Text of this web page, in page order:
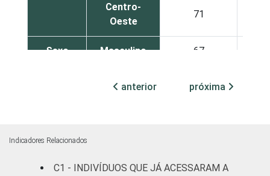
Centro-
Oeste
71
Sexo Masculino 67
Feminino 69
Fundamental 57
anterior próxima
Indicadores Relacionados
C1 - INDIVÍDUOS QUE JÁ ACESSARAM A